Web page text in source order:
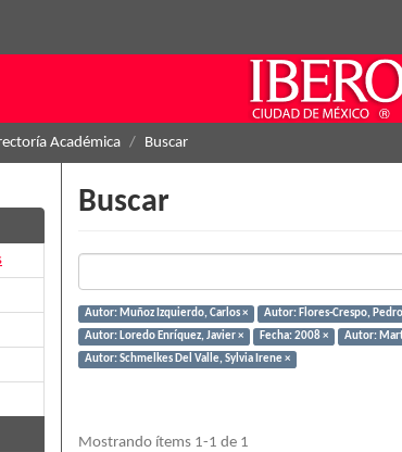
Académica Buscar
Buscar
Autor: Muñoz Izquierdo, Carlos × Autor: Flores-Crespo,
Autor: Loredo Enríquez, Javier ×
Fecha: 2008 × Autor:
Autor: Schmelkes Del Valle, Sylvia Irene ×
Mostrando ítems 1-1 de 1